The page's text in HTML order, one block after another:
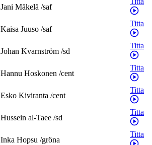
Jani Mäkelä /saf
Kaisa Juuso /saf
Titta
Johan Kvarnström /sd
Titta
Hannu Hoskonen /cent
Titta
Esko Kiviranta /cent
Titta
Hussein al-Taee /sd
Titta
Inka Hopsu /gröna
Titta